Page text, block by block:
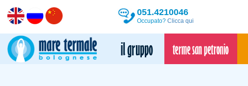
051.4210046
Occupato? Clicca qui